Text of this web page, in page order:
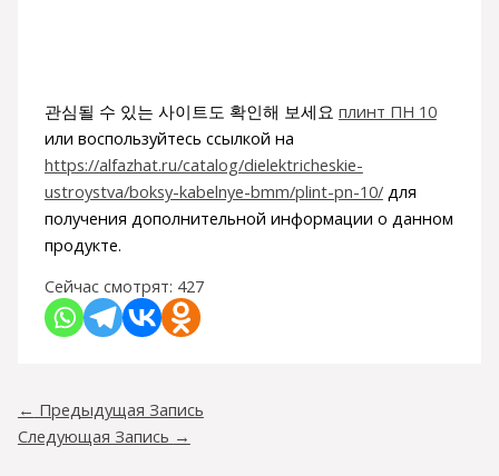
관심될 수 있는 사이트도 확인해 보세요 плинт ПН 10
или воспользуйтесь ссылкой на
https://alfazhat.ru/catalog/dielektricheskie-
ustroystva/boksy-kabelnye-bmm/plint-pn-10/для
получения дополнительной информации о данном
продукте.
Сейчас смотрят: 427
← Предыдущая Запись
Следующая Запись →